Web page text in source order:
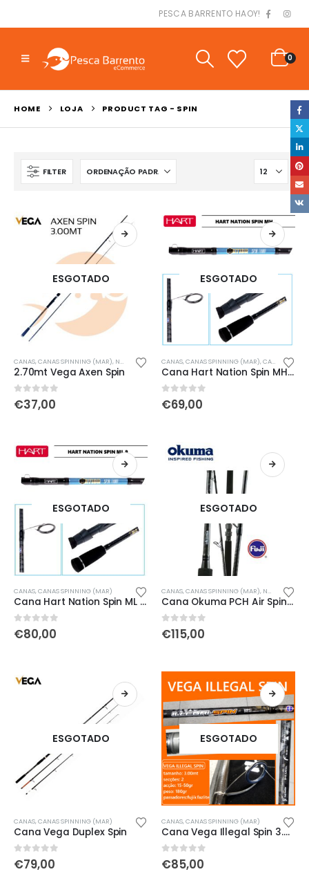
PESCA BARRENTO HAOY!
0
HOME LOJA PRODUCT TAG - SPIN
FILTER
ESGOTADO
CANAS,CANAS SPINNING (MAR), NOVIDADES ÚLTIMAS ENTRADAS
2.70mt Vega Axen Spin
0out of 5
€37,00
ESGOTADO
CANAS,CANAS SPINNING (MAR),CANAS SPINNING E CASTING (ÁGUA DOCE)
Cana Hart Nation Spin MH 3.05mt
0out of 5
€69,00
ESGOTADO
CANAS,CANAS SPINNING (MAR)
Cana Hart Nation Spin ML 2.74mt
0out of 5
€80,00
ESGOTADO
CANAS,CANAS SPINNING (MAR), NOVIDADES
Cana Okuma PCH Air Spin 243cm 30-80gr
0out of 5
€115,00
ESGOTADO
CANAS,CANAS SPINNING (MAR)
Cana Vega Duplex Spin
0out of 5
€79,00
ESGOTADO
CANAS,CANAS SPINNING (MAR)
Cana Vega Illegal Spin 3.00mt
0out of 5
€85,00